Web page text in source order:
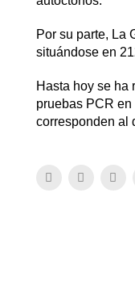
Por su parte, La
situándose en
Hasta hoy se ha
pruebas PCR
corresponden al